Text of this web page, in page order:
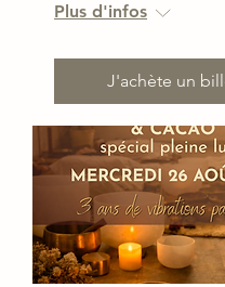
Plus d'infos
J'achète un